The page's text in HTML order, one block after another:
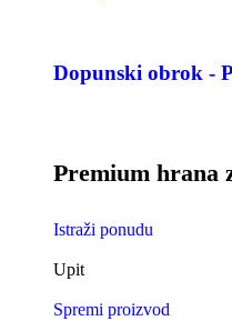
Dopunski obrok -
Premium hrana
Istraži ponudu
Upit
Spremi proizvod